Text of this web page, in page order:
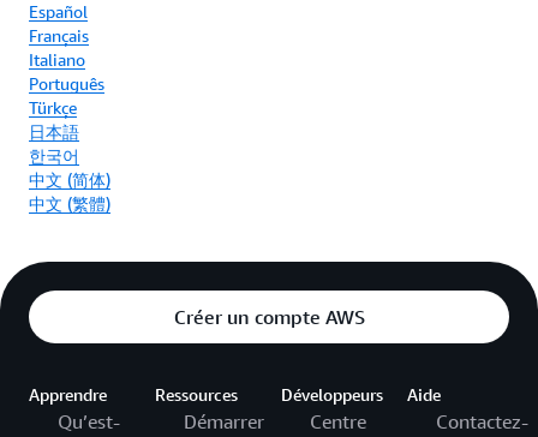
Español
Français
Italiano
Português
Türkçe
日本語
한국어
中文 (简体)
中文 (繁體)
Créer un compte AWS
Apprendre
Qu’est-
Ressources
Démarrer
Développeurs
Centre
Aide
Contactez-